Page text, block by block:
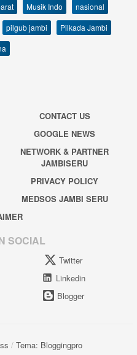
Musik Indo
nasional
pilgub jambi
Pilkada Jambi
CONTACT US
GOOGLE NEWS
NETWORK & PARTNER
JAMBISERU
PRIVACY POLICY
MEDSOS JAMBI SERU
SOCIAL
Twitter
Linkedin
Blogger
/ Tema: Bloggingpro